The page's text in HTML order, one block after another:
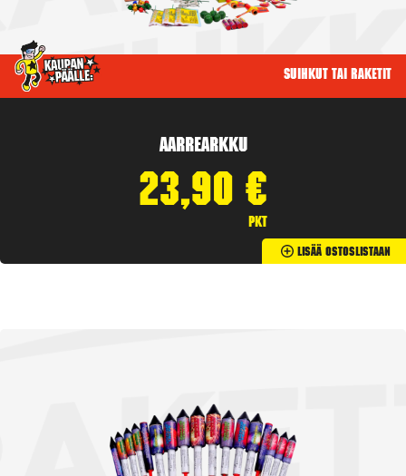
Suihkut tai raketit
Aarrearkku
23,90 €
pkt
Lisää Ostoslistaan